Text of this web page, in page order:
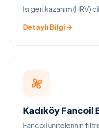
Isı geri kazanım (HRV)
Detaylı Bilgi →
Kadıköy Fancoil
Fancoil ünitelerinin